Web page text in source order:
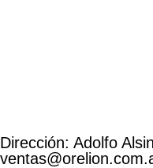
Dirección: Adolfo